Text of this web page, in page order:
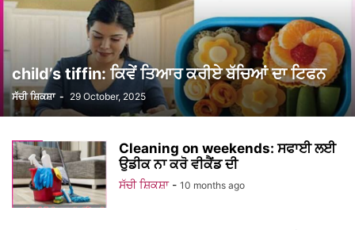
child’s tiffin: ਕਿਵੇਂ ਤਿਆਰ ਕਰੀਏ ਬੱਚਿਆਂ ਦਾ ਟਿਫਨ
ਸੱਚੀ ਸ਼ਿਕਸ਼ਾ - 29 October, 2025
Cleaning on weekends: ਸਫਾਈ ਲਈ
ਉਡੀਕ ਨਾ ਕਰੋ ਵੀਕੈਂਡ ਦੀ
ਸੱਚੀ ਸ਼ਿਕਸ਼ਾ - 10 months ago